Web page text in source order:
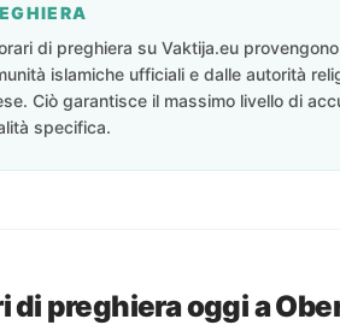
di preghiera su Vaktija.eu
islamiche ufficiali e dalle autorità
Ciò garantisce il massimo livello di
specifica.
di preghiera oggi a